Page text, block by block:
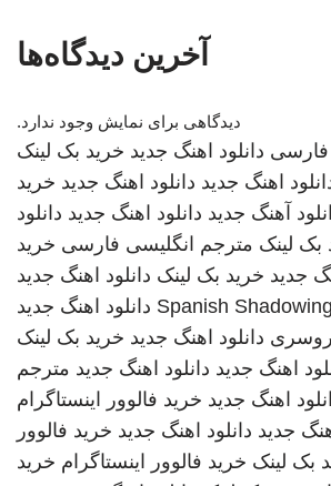
آخرین دیدگاه‌ها
دیدگاهی برای نمایش وجود ندارد.
فارسی دانلود اهنگ جدید خرید بک لینک
اهنگ جدید دانلود اهنگ جدید خرید
آهنگ جدید دانلود اهنگ جدید دانلود
بک لینک مترجم انگلیسی فارسی خرید
جدید خرید بک لینک دانلود اهنگ جدید
Spanish Shadowing دانلود اهنگ جدید
دانلود اهنگ جدید خرید بک لینک
اهنگ جدید دانلود اهنگ جدید مترجم
اهنگ جدید خرید فالوور اینستاگرام
جدید دانلود اهنگ جدید خرید فالوور
بک لینک خرید فالوور اینستاگرام خرید